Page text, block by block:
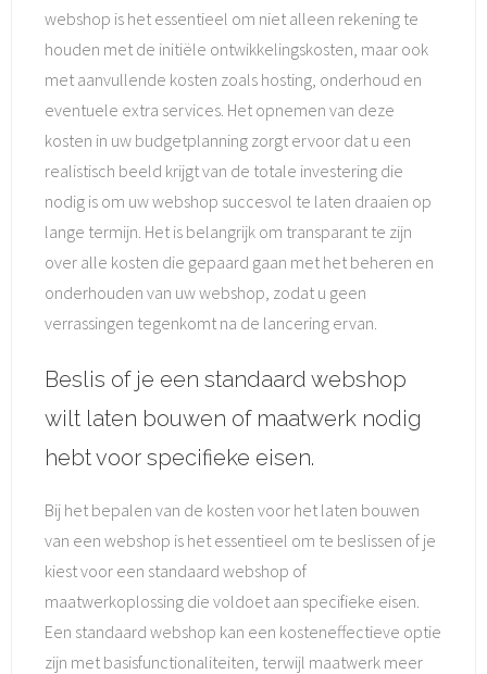
webshop is het essentieel om niet alleen rekening te
houden met de initiële ontwikkelingskosten, maar ook
met aanvullende kosten zoals hosting, onderhoud en
eventuele extra services. Het opnemen van deze
kosten in uw budgetplanning zorgt ervoor dat u een
realistisch beeld krijgt van de totale investering die
nodig is om uw webshop succesvol te laten draaien op
lange termijn. Het is belangrijk om transparant te zijn
over alle kosten die gepaard gaan met het beheren en
onderhouden van uw webshop, zodat u geen
verrassingen tegenkomt na de lancering ervan.
Beslis of je een standaard webshop
wilt laten bouwen of maatwerk nodig
hebt voor specifieke eisen.
Bij het bepalen van de kosten voor het laten bouwen
van een webshop is het essentieel om te beslissen of je
kiest voor een standaard webshop of
maatwerkoplossing die voldoet aan specifieke eisen.
Een standaard webshop kan een kosteneffectieve optie
zijn met basisfunctionaliteiten, terwijl maatwerk meer